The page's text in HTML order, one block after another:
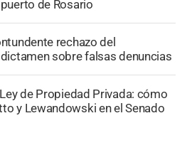
de Rosario
rechazo del
sobre falsas denuncias
Ley de Propiedad Privada: cómo
y Lewandowski en el Senado